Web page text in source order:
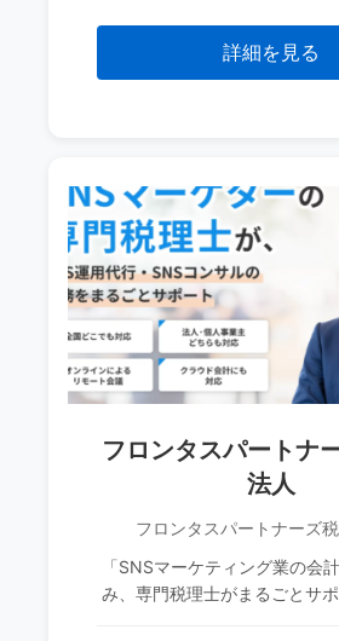
詳細を見る
フロンタスパートナ
法人
フロンタスパートナーズ
「SNSマーケティング業の会
み、専門税理士がまるごとサポ